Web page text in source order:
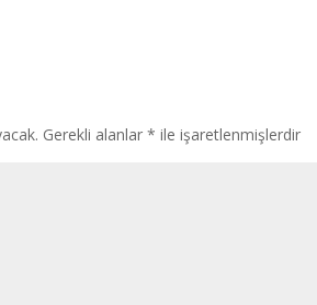
Gerekli alanlar * ile işaretlenmişlerdir